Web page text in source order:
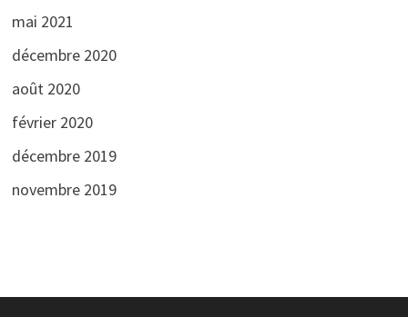
mai 2021
décembre 2020
août 2020
février 2020
décembre 2019
novembre 2019